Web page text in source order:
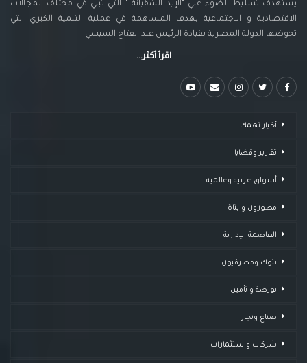
يستهدف تسليط الضوء علي "الإيد الشقيانة " التي تبني في مختلف المجالات
الاقتصادية و الاجتماعية بهدف المساهمة في عملية التنمية الكبري التي
تخوضها الدولة المصرية بقيادة الرئيس عبد الفتاح السيسي
اقرأ أكثر...
أخبار تهمك
تقارير وقضايا ​
أسواق عربية وعالمية
مطورون و بناة
العاصمة الإدارية
بنوك ومصرفيون
بورصة و تأمين
صناع وتجار
شركات واستثمارات